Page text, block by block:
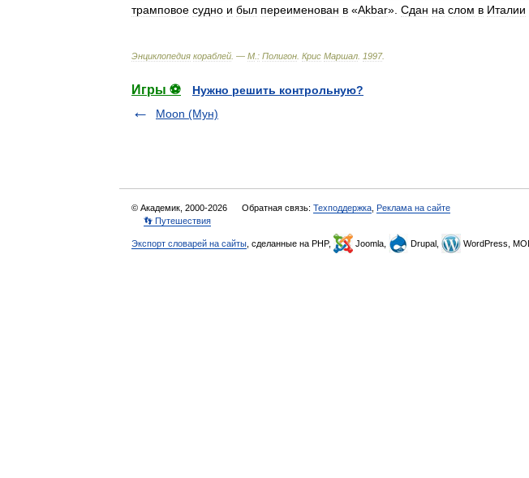
трамповое судно и был переименован в «Akbar». Сдан на слом в Италии
Энциклопедия кораблей . — М : Полигон Крис Маршал 1997.
Игры ⚽
Нужно решить контрольную?
Moon (Мун)
© Академик, 2000-2026 Обратная связь: Техподдержка Реклама на сайте
👣 Путешествия
Экспорт словарей на сайты , сделанные на PHP, Joomla, Drupal, WordPress,